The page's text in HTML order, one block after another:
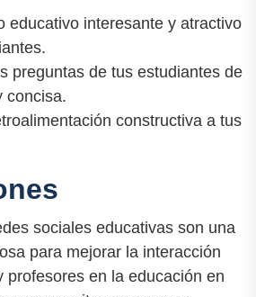
educativo interesante y atractivo
preguntas de tus estudiantes de
concisa.
constructiva a tus
sociales educativas son una
para mejorar la interacción
profesores en la educación en